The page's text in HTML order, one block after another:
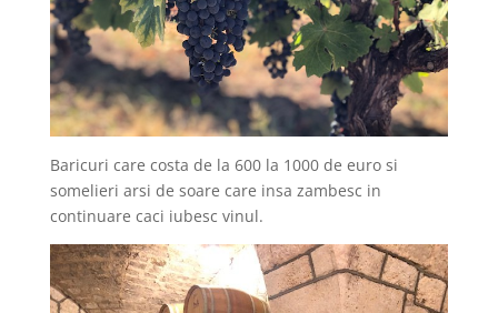
Baricuri care costa de la 600 la 1000 de euro si
somelieri arsi de soare care insa zambesc in
continuare caci iubesc vinul.